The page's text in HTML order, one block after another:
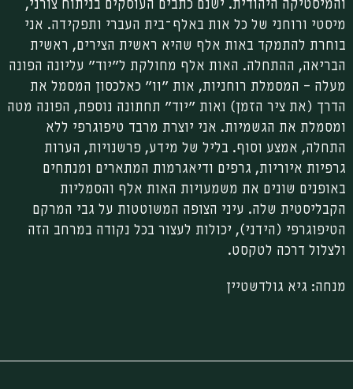
מיסטי ורוחני של כל אות באלף־בית העברי ותפקידה. אני
בוחרת להתמקד באות אלף שהיא ראשית הצירים, ראשית
הבריאה, ההתחלה. האות אלף מחולקת ל"יוד" עליונה הפונה
מעלה – המסמלת רוחניות, אות "וו" כאלכסון המסמל את
הדרך (את ציר הזמן) ואות "יוד" תחתונה נוספת, הפונה מטה
ומסמלת את הגשמיות. אני יוצרת מרבד טיפוגרפי ללא
התחלה, אמצע וסוף. בליל של מידע, פרשנויות, הערות
גרפיות איוריות, גרפים ודיאגרמות המתארים ומנתחים
באופנים שונים את משמעויות האות אלף והסמליות
הקבליסטית שלה. עיני הצופה המשוטטות על גבי המרקם
הטיפוגרפי (הידני), יכולות לעצור בכל נקודה במרחב הזה
ולצלול דרכה לטקסט.
מנחה: גיא גולדשטיין